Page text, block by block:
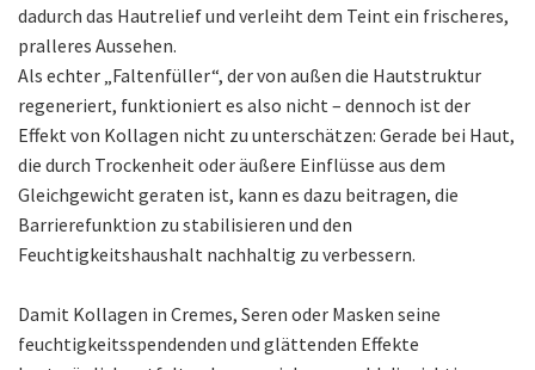
dadurch das Hautrelief und verleiht dem Teint ein frischeres,
pralleres Aussehen.
Als echter „Faltenfüller“, der von außen die Hautstruktur
regeneriert, funktioniert es also nicht – dennoch ist der
Effekt von Kollagen nicht zu unterschätzen: Gerade bei Haut,
die durch Trockenheit oder äußere Einflüsse aus dem
Gleichgewicht geraten ist, kann es dazu beitragen, die
Barrierefunktion zu stabilisieren und den
Feuchtigkeitshaushalt nachhaltig zu verbessern.
Damit Kollagen in Cremes, Seren oder Masken seine
feuchtigkeitsspendenden und glättenden Effekte